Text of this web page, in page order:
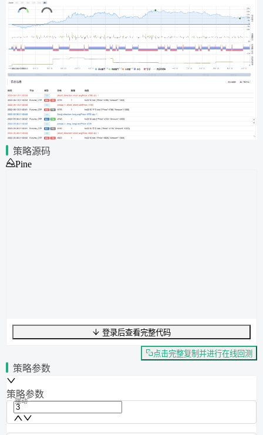
策略源码
Pine
UTF-8311 字节51 字数0 行行 1,列 0
登录后查看完整代码
点击完整复制并进行在线回测
策略参数
策略参数
摆动